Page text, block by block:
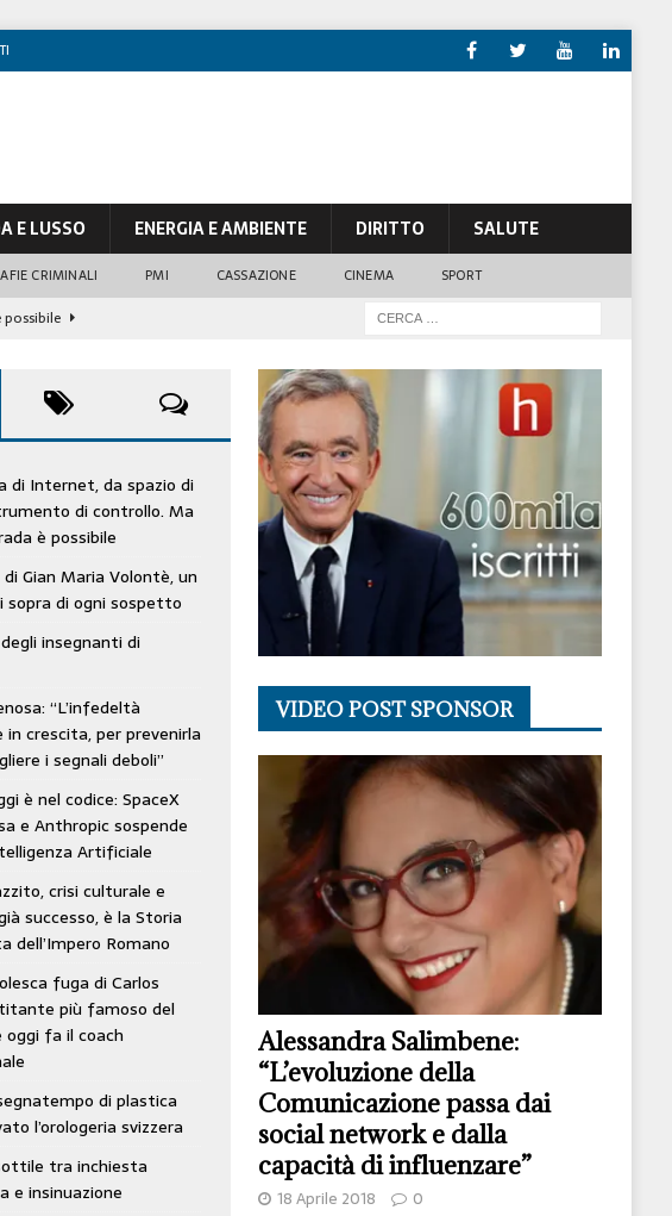
E LUSSO ENERGIA E AMBIENTE DIRITTO SALUTE
CRIMINALI PMI CASSAZIONE CINEMA SPORT
deboli”
Artificiale
Dorfles e lui
di Internet, da spazio di
di controllo. Ma
è possibile
Gian Maria Volontè, un
di ogni sospetto
insegnanti di
“L’infedeltà
in crescita, per prevenirla
i segnali deboli”
è nel codice: SpaceX
e Anthropic sospende
Artificiale
crisi culturale e
successo, è la Storia
dell’Impero Romano
fuga di Carlos
più famoso del
oggi fa il coach
di plastica
l’orologeria svizzera
tra inchiesta
e insinuazione
VIDEO POST SPONSOR
Alessandra Salimbene:
“L’evoluzione della
Comunicazione passa dai
social network e dalla
capacità di influenzare”
18 Aprile 2018 0